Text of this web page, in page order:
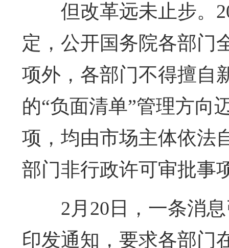
但改革远未止步。
定，公开国务院各部门
项外，各部门不得擅自
的“负面清单”管理方向
项，均由市场主体依法
部门非行政许可审批事
2月20日，一条消
印发通知，要求各部门